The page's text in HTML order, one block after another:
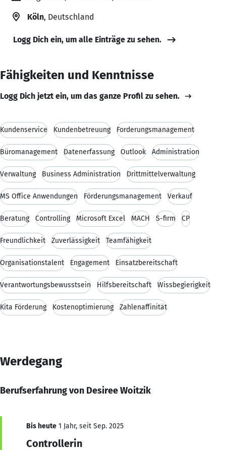
Köln, Deutschland
Logg Dich ein, um alle Einträge zu sehen.
Fähigkeiten und Kenntnisse
Logg Dich jetzt ein, um das ganze Profil zu sehen.
Kundenservice Kundenbetreuung Forderungsmanagement
Büromanagement Datenerfassung Outlook Administration
Verwaltung Business Administration Drittmittelverwaltung
MS Office Anwendungen Förderungsmanagement Verkauf
Beratung Controlling Microsoft Excel MACH S-firm CP
Freundlichkeit Zuverlässigkeit Teamfähigkeit
Organisationstalent Engagement Einsatzbereitschaft
Verantwortungsbewusstsein Hilfsbereitschaft Wissbegierigkeit
Kita Förderung Kostenoptimierung Zahlenaffinität
Werdegang
Berufserfahrung von Desiree Woitzik
Bis heute 1 Jahr, seit Sep. 2025
Controllerin